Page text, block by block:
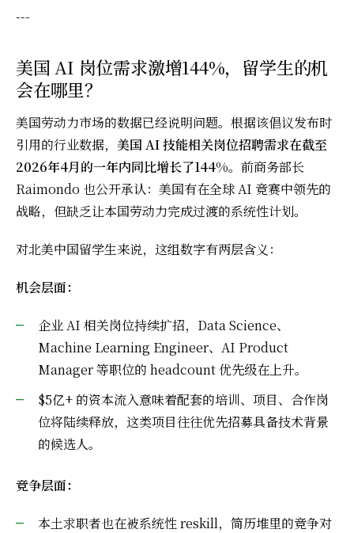
---
美国 AI 岗位需求激增144%，留学生的机
会在哪里？
美国劳动力市场的数据已经说明问题。根据该倡议发布时
引用的行业数据， 美国 AI 技能相关岗位招聘需求在截至
2026年4月的一年内同比增长了144%。前商务部长
Raimondo 也公开承认：美国有在全球 AI 竞赛中领先的
战略，但缺乏让本国劳动力完成过渡的系统性计划。
对北美中国留学生来说，这组数字有两层含义：
机会层面：
企业 AI 相关岗位持续扩招，Data Science、
Machine Learning Engineer、AI Product
Manager 等职位的 headcount 优先级在上升。
$5亿+ 的资本流入意味着配套的培训、项目、合作岗
位将陆续释放，这类项目往往优先招募具备技术背景
的候选人。
竞争层面：
本土求职者也在被系统性 reskill，简历堆里的竞争对